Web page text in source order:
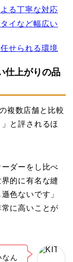
る丁寧な対応
イなど幅広い
せられる環境
仕上がりの品
複数店舗と比較
と評されるほ
ダーをし比べ
的に有名な縫
色ないです」
に高いことが
なん